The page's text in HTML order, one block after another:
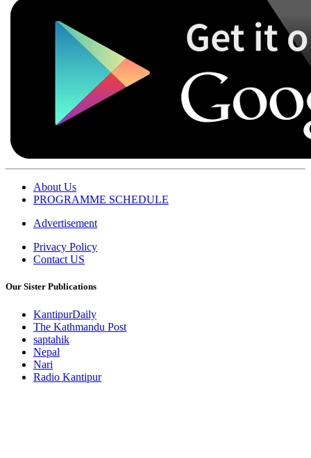
About Us
PROGRAMME SCHEDULE
Advertisement
Privacy Policy
Contact US
Our Sister Publications
KantipurDaily
The Kathmandu Post
saptahik
Nepal
Nari
Radio Kantipur